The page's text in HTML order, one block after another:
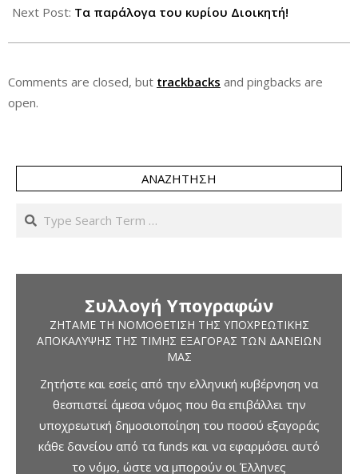
Next Post: Τα παράλογα του κυρίου Διοικητή!
Comments are closed, but trackbacks and pingbacks are
open.
ΑΝΑΖΉΤΗΣΗ
Search
Συλλογή Υπογραφών
ΖΗΤΆΜΕ ΤΗ ΝΟΜΟΘΈΤΙΣΗ ΤΗΣ ΥΠΟΧΡΕΩΤΙΚΉΣ
ΑΠΟΚΆΛΥΨΗΣ ΤΗΣ ΤΙΜΉΣ ΕΞΑΓΟΡΆΣ ΤΩΝ ΔΑΝΕΊΩΝ
ΜΑΣ
Ζητήστε και εσείς από την ελληνική κυβέρνηση να
θεσπιστεί άμεσα νόμος που θα επιβάλλει την
υποχρεωτική δημοσιοποίηση του ποσού εξαγοράς
κάθε δανείου από τα funds και να εφαρμόσει αυτό
το νόμο, ώστε να μπορούν οι Έλληνες